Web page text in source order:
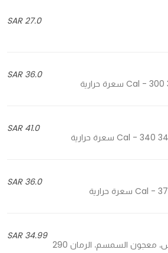
27.0 SAR
36.0 SAR
41.0 SAR
36.0 SAR
34.99 SAR
Mashed grilled eggplant, sesame paste, pomegranate - الباذنجان المشوي المهروس، معجون السمسم، الرمان 290